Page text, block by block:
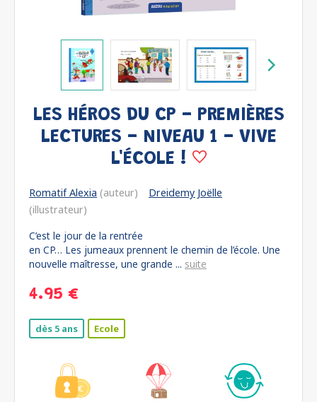
LES HÉROS DU CP - PREMIÈRES
LECTURES - NIVEAU 1 - VIVE
L'ÉCOLE !
Romatif Alexia (auteur)
Dreidemy Joëlle
(illustrateur)
C’est le jour de la rentrée
en CP… Les jumeaux prennent le chemin de l’école. Une
nouvelle maîtresse, une grande ... suite
4.95 €
dès 5 ans Ecole